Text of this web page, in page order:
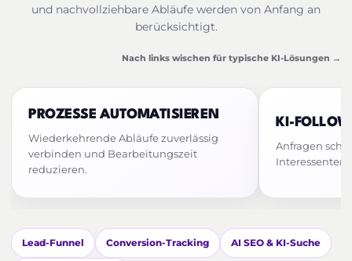
und nachvollziehbare Abläufe werden von Anfang an
berücksichtigt.
Nach links wischen für typische KI-Lösungen →
PROZESSE AUTOMATISIEREN
Wiederkehrende Abläufe zuverlässig
verbinden und Bearbeitungszeit
reduzieren.
KI-
Anfragen
Interessenten
Lead-Funnel Conversion-Tracking AI SEO & KI-Suche